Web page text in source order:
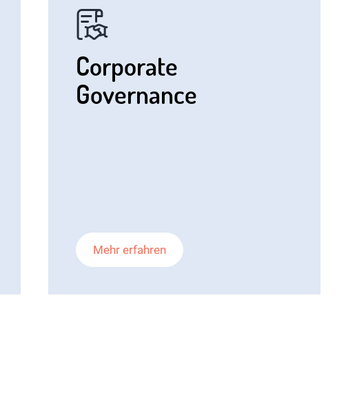
Corporate
Governance
Mehr erfahren